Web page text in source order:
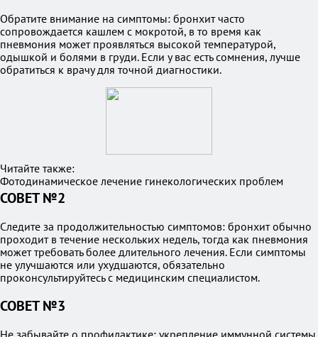
Обратите внимание на симптомы: бронхит часто
сопровождается кашлем с мокротой, в то время как
пневмония может проявляться высокой температурой,
одышкой и болями в груди. Если у вас есть сомнения, лучше
обратиться к врачу для точной диагностики.
Читайте также:
Фотодинамическое лечение гинекологических проблем
СОВЕТ №2
Следите за продолжительностью симптомов: бронхит обычно
проходит в течение нескольких недель, тогда как пневмония
может требовать более длительного лечения. Если симптомы
не улучшаются или ухудшаются, обязательно
проконсультируйтесь с медицинским специалистом.
СОВЕТ №3
Не забывайте о профилактике: укрепление иммунной системы,